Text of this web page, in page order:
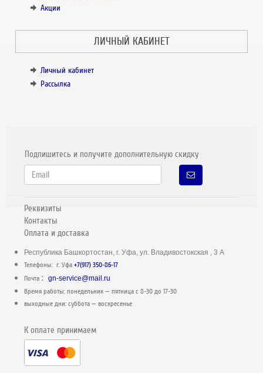
Акции
ЛИЧНЫЙ КАБИНЕТ
Личный кабинет
Рассылка
Подпишитесь и получите дополнительную скидку
Реквизиты
Контакты
Оплата и доставка
Республика Башкортостан, г. Уфа, ул. Владивостокская , 3 А
Телефоны: г. Уфа+7(917) 350-86-17
Почта :gn-service@mail.ru
Время работы: понедельник — пятница c 8-30 до 17-30
выходные дни: суббота — воскресенье
К оплате принимаем